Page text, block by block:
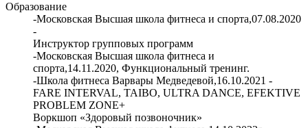
Образование
-Московская Высшая школа фитнеса и спорта,07.08.2020
-
Инструктор групповых программ
-Московская Высшая школа фитнеса и
спорта,14.11.2020, Функциональный тренинг.
-Школа фитнеса Варвары Медведевой,16.10.2021 -
FARE INTERVAL, TAIBO, ULTRA DANCE, EFEKTIVE
PROBLEM ZONE+
Воркшоп «Здоровый позвоночник»